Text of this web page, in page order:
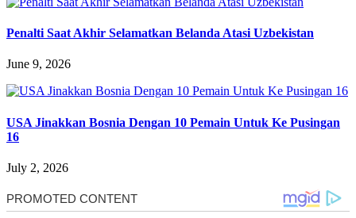
Penalti Saat Akhir Selamatkan Belanda Atasi Uzbekistan
June 9, 2026
USA Jinakkan Bosnia Dengan 10 Pemain Untuk Ke Pusingan
16
July 2, 2026